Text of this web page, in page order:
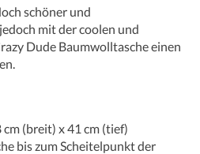
schöner und
mit der coolen und
Dude Baumwolltasche einen
cm (breit) x 41 cm (tief)
bis zum Scheitelpunkt der